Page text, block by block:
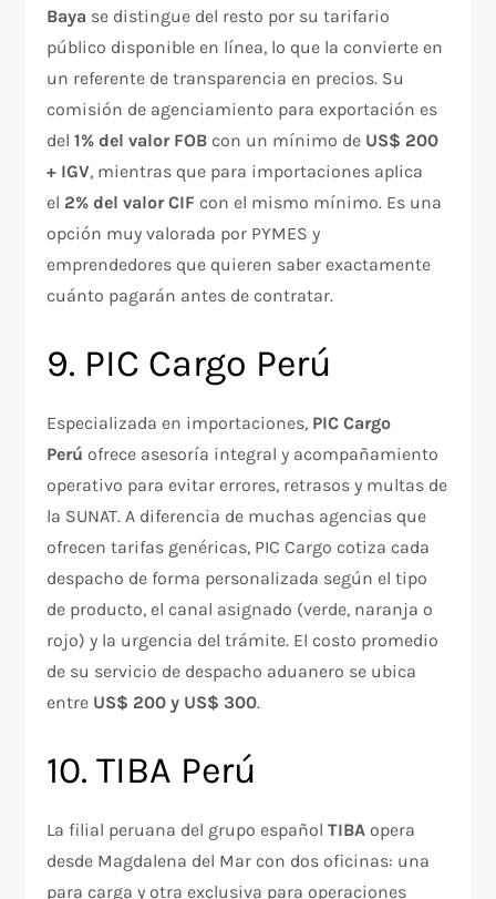
Baya se distingue del resto por su tarifario
público disponible en línea, lo que la convierte en
un referente de transparencia en precios. Su
comisión de agenciamiento para exportación es
del1% del valor FOB con un mínimo de US$ 200
+ IGV, mientras que para importaciones aplica
el 2% del valor CIF con el mismo mínimo. Es una
opción muy valorada por PYMES y
emprendedores que quieren saber exactamente
cuánto pagarán antes de contratar.
9. PIC Cargo Perú
Especializada en importaciones, PIC Cargo
Perú ofrece asesoría integral y acompañamiento
operativo para evitar errores, retrasos y multas de
la SUNAT. A diferencia de muchas agencias que
ofrecen tarifas genéricas, PIC Cargo cotiza cada
despacho de forma personalizada según el tipo
de producto, el canal asignado (verde, naranja o
rojo) y la urgencia del trámite. El costo promedio
de su servicio de despacho aduanero se ubica
entre US$ 200 y US$ 300.
10. TIBA Perú
La filial peruana del grupo españolTIBA opera
desde Magdalena del Mar con dos oficinas: una
para carga y otra exclusiva para operaciones